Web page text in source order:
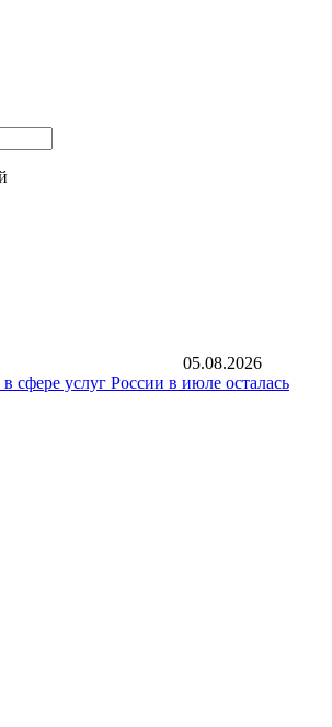
05.08.2026
сфере услуг России в июле осталась